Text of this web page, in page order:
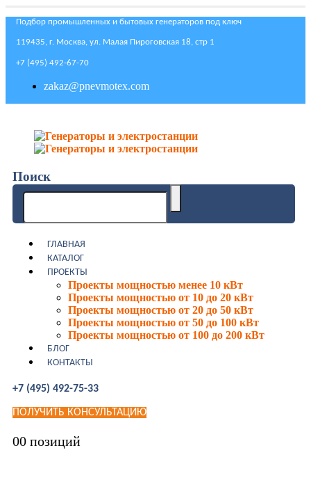
Подбор промышленных и бытовых генераторов под ключ
119435, г. Москва, ул. Малая Пироговская 18, стр 1
+7 (495) 492-67-70
zakaz@pnevmotex.com
Поиск
ГЛАВНАЯ
КАТАЛОГ
ПРОЕКТЫ
Проекты мощностью менее 10 кВт
Проекты мощностью от 10 до 20 кВт
Проекты мощностью от 20 до 50 кВт
Проекты мощностью от 50 до 100 кВт
Проекты мощностью от 100 до 200 кВт
БЛОГ
КОНТАКТЫ
+7 (495) 492-75-33
ПОЛУЧИТЬ КОНСУЛЬТАЦИЮ
00 позиций